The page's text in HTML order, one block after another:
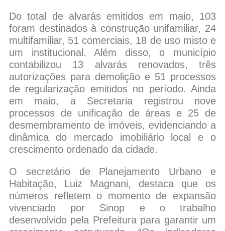
Do total de alvarás emitidos em maio, 103
foram destinados à construção unifamiliar, 24
multifamiliar, 51 comerciais, 18 de uso misto e
um institucional. Além disso, o município
contabilizou 13 alvarás renovados, três
autorizações para demolição e 51 processos
de regularização emitidos no período. Ainda
em maio, a Secretaria registrou nove
processos de unificação de áreas e 25 de
desmembramento de imóveis, evidenciando a
dinâmica do mercado imobiliário local e o
crescimento ordenado da cidade.
O secretário de Planejamento Urbano e
Habitação, Luiz Magnani, destaca que os
números refletem o momento de expansão
vivenciado por Sinop e o trabalho
desenvolvido pela Prefeitura para garantir um